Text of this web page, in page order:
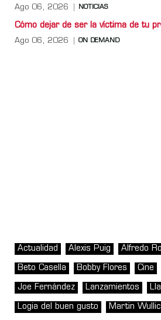
Ago 06, 2026 NOTICIAS
Cómo dejar de ser la víctima de tu
Ago 06, 2026 ON DEMAND
Actualidad Alexis Puig Alfredo
Beto Casella Bobby Flores Cine
Joe Fernández Lanzamientos
Logia del buen gusto Martin